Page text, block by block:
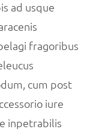
ad usque
fragoribus
cum post
iure
inpetrabilis